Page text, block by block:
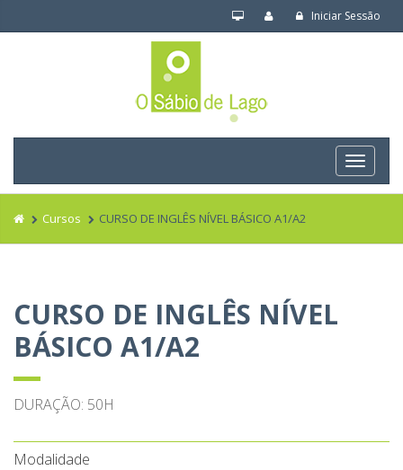
Iniciar Sessão
Cursos CURSO DE INGLÊS NÍVEL BÁSICO A1/A2
CURSO DE INGLÊS NÍVEL
BÁSICO A1/A2
DURAÇÃO: 50H
Modalidade